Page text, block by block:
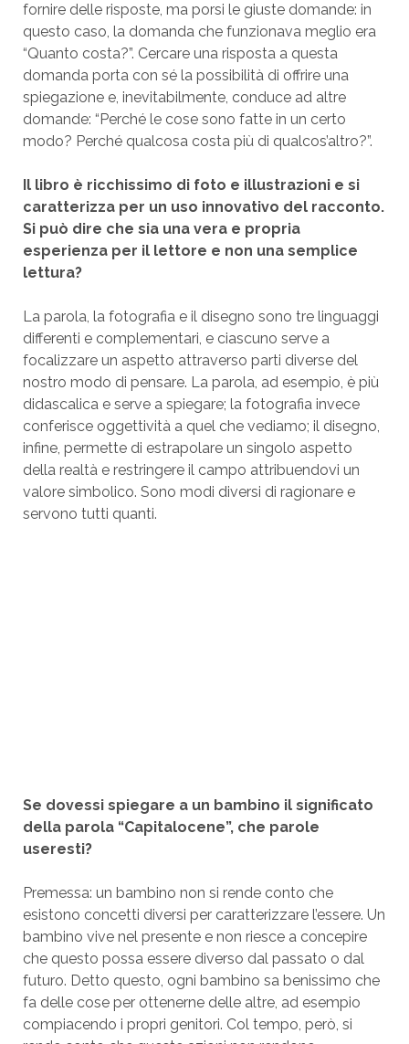
fornire delle risposte, ma porsi le giuste domande: in
questo caso, la domanda che funzionava meglio era
“Quanto costa?”. Cercare una risposta a questa
domanda porta con sé la possibilità di offrire una
spiegazione e, inevitabilmente, conduce ad altre
domande: “Perché le cose sono fatte in un certo
modo? Perché qualcosa costa più di qualcos’altro?”.
Il libro è ricchissimo di foto e illustrazioni e si
caratterizza per un uso innovativo del racconto.
Si può dire che sia una vera e propria
esperienza per il lettore e non una semplice
lettura?
La parola, la fotografia e il disegno sono tre linguaggi
differenti e complementari, e ciascuno serve a
focalizzare un aspetto attraverso parti diverse del
nostro modo di pensare. La parola, ad esempio, è più
didascalica e serve a spiegare; la fotografia invece
conferisce oggettività a quel che vediamo; il disegno,
infine, permette di estrapolare un singolo aspetto
della realtà e restringere il campo attribuendovi un
valore simbolico. Sono modi diversi di ragionare e
servono tutti quanti.
Se dovessi spiegare a un bambino il significato
della parola “Capitalocene”, che parole
useresti?
Premessa: un bambino non si rende conto che
esistono concetti diversi per caratterizzare l’essere. Un
bambino vive nel presente e non riesce a concepire
che questo possa essere diverso dal passato o dal
futuro. Detto questo, ogni bambino sa benissimo che
fa delle cose per ottenerne delle altre, ad esempio
compiacendo i propri genitori. Col tempo, però, si